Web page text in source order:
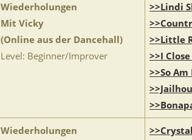
Wiederholungen
Mit Vicky
(Online aus der Dancehall)
Level: Beginner/Improver
>>Lindi
>>Little
>>I
>>So Am
Wiederholungen